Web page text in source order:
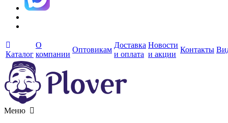
Каталог
О
компании
Оптовикам
Доставка
и оплата
Новости
и акции
Контакты
Меню